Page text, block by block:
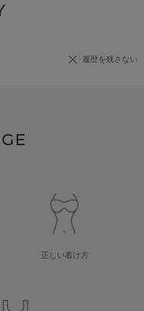
履歴を残さない
正しい着け方